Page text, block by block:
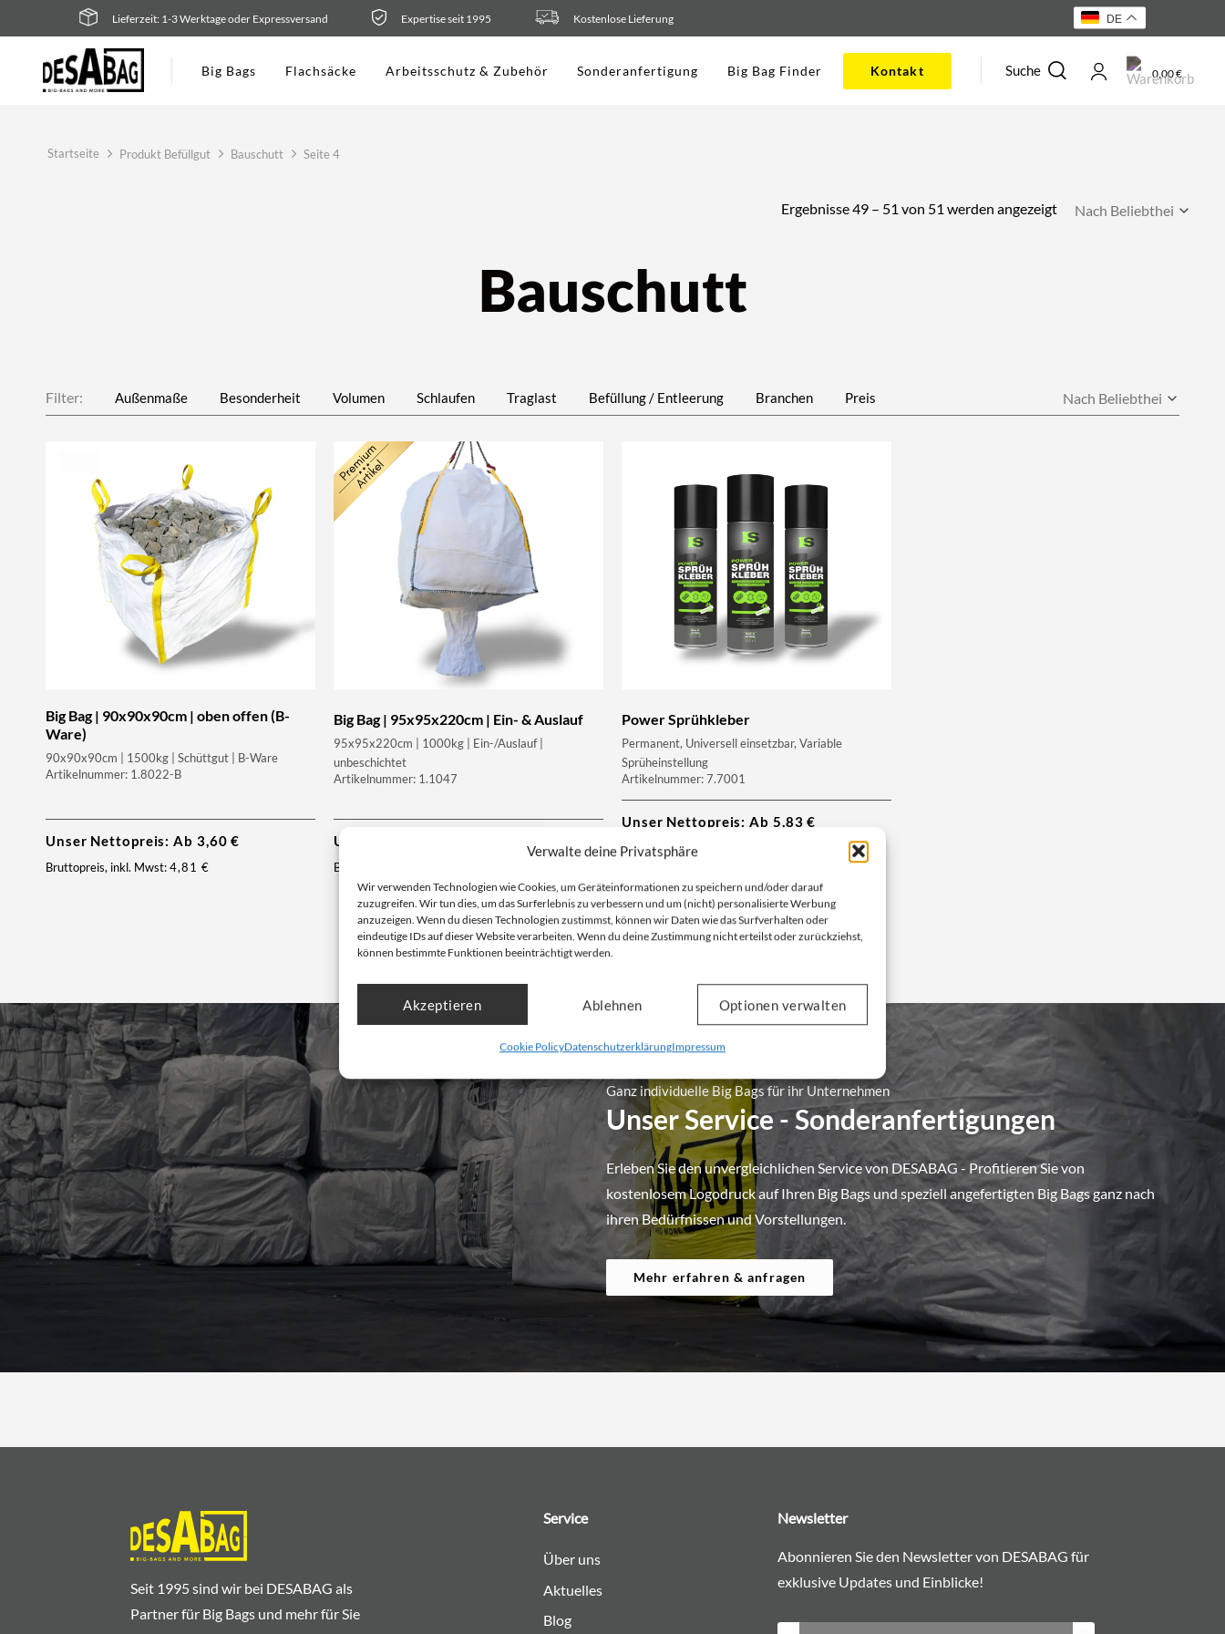
Verwalte deine Privatsphäre
Wir verwenden Technologien wie Cookies, um Geräteinformationen zu speichern und/oder darauf
zuzugreifen. Wir tun dies, um das Surferlebnis zu verbessern und um (nicht) personalisierte Werbung
anzuzeigen. Wenn du diesen Technologien zustimmst, können wir Daten wie das Surfverhalten oder
eindeutige IDs auf dieser Website verarbeiten. Wenn du deine Zustimmung nicht erteilst oder zurückziehst,
können bestimmte Funktionen beeinträchtigt werden.
Akzeptieren Ablehnen Optionen verwalten
Cookie PolicyDatenschutzerklärungImpressum
Lieferzeit: 1-3 Werktage oder Expressversand Expertise seit 1995 Kostenlose Lieferung DE
Big Bags Flachsäcke Arbeitsschutz & Zubehör Sonderanfertigung Big Bag Finder Kontakt Suche 0,00€
Startseite Produkt Befüllgut Bauschutt Seite 4
Ergebnisse 49 – 51 von 51 werden angezeigtNach
Bauschutt
Filter: Außenmaße Besonderheit Volumen Schlaufen Traglast Befüllung / Entleerung Branchen Preis
Big Bag | 90x90x90cm | oben offen (B-
Ware)
90x90x90cm | 1500kg | Schüttgut | B-Ware
Artikelnummer: 1.8022-B
Unser Nettopreis: Ab 3,60€
Bruttopreis, inkl. Mwst:4,81 €
Big Bag | 95x95x220cm | Ein- & Auslauf
95x95x220cm | 1000kg | Ein-/Auslauf |
unbeschichtet
Artikelnummer: 1.1047
Unser Nettopreis: Ab
Bruttopreis, inkl. Mwst:
Power Sprühkleber
Permanent, Universell einsetzbar, Variable
Sprüheinstellung
Artikelnummer: 7.7001
Unser Nettopreis: Ab 5,83€
Bruttopreis, inkl. Mwst:
1 2 3 4
Ganz individuelle Big Bags für ihr Unternehmen
Unser Service - Sonderanfertigungen
Erleben Sie den unvergleichlichen Service von DESABAG - Profitieren Sie von
kostenlosem Logodruck auf Ihren Big Bags und speziell angefertigten Big Bags ganz nach
ihren Bedürfnissen und Vorstellungen.
Mehr erfahren & anfragen
Seit 1995 sind wir bei DESABAG als
Partner für Big Bags und mehr für Sie
Service
Über uns
Aktuelles
Blog
Newsletter
Abonnieren Sie den Newsletter von DESABAG für
exklusive Updates und Einblicke!